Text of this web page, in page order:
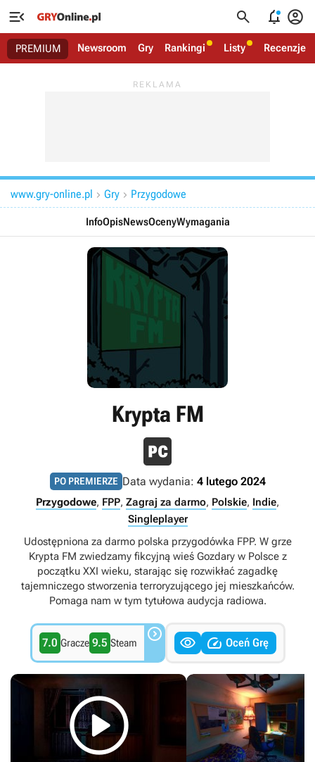
   
PREMIUM Newsroom Gry Rankingi Listy Recenzje
www.gry-online.pl  Gry  Przygodowe
InfoOpisNewsOcenyWymagania
Krypta FM
PO PREMIERZE Data wydania: 4 lutego 2024
Przygodowe, FPP, Zagraj za darmo, Polskie, Indie,
Singleplayer
Udostępniona za darmo polska przygodówka FPP. W grze
Krypta FM zwiedzamy fikcyjną wieś Gozdary w Polsce z
początku XXI wieku, starając się rozwikłać zagadkę
tajemniczego stworzenia terroryzującego jej mieszkańców.
Pomaga nam w tym tytułowa audycja radiowa.
7.0 Gracze 9.5 Steam    Oceń Grę
